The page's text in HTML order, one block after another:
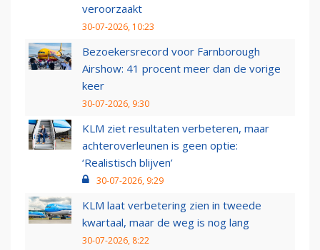
veroorzaakt
30-07-2026, 10:23
Bezoekersrecord voor Farnborough
Airshow: 41 procent meer dan de vorige
keer
30-07-2026, 9:30
KLM ziet resultaten verbeteren, maar
achteroverleunen is geen optie:
‘Realistisch blijven’
30-07-2026, 9:29
KLM laat verbetering zien in tweede
kwartaal, maar de weg is nog lang
30-07-2026, 8:22